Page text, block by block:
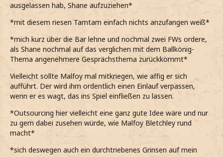
ausgelassen hab, Shane aufzuziehen*
*mit diesem riesen Tamtam einfach nichts anzufangen weiß*
*mich kurz über die Bar lehne und nochmal zwei FWs ordere,
als Shane nochmal auf das verglichen mit dem Ballkönig-
Thema angenehmere Gesprächsthema zurückkommt*
Vielleicht sollte Malfoy mal mitkriegen, wie affig er sich
aufführt. Der wird ihm ordentlich einen Einlauf verpassen,
wenn er es wagt, das ins Spiel einfließen zu lassen.
*Outsourcing hier vielleicht eine ganz gute Idee wäre und nur
zu gern dabei zusehen würde, wie Malfoy Bletchley rund
macht*
*sich deswegen auch ein durchtriebenes Grinsen auf mein